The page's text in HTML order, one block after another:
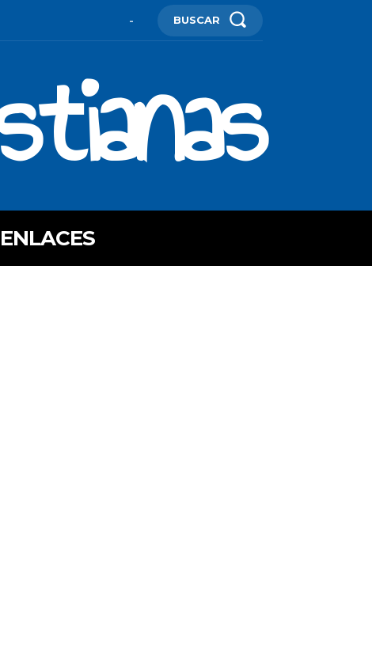
- BUSCAR
ENLACES